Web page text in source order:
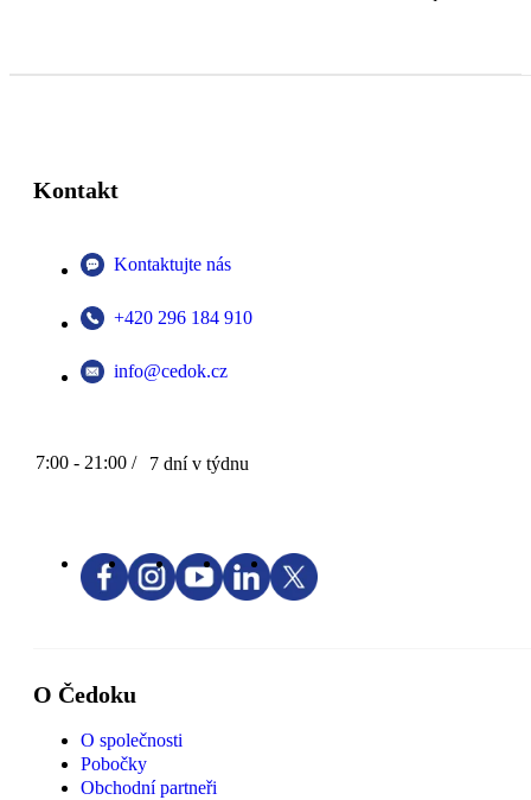
Kontakt
Kontaktujte nás
+420 296 184 910
info@cedok.cz
7:00 - 21:00 / 7 dní v týdnu
O Čedoku
O společnosti
Pobočky
Obchodní partneři